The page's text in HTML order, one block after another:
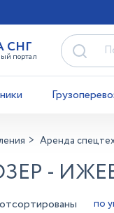
СНГ
портал
Аренда
-